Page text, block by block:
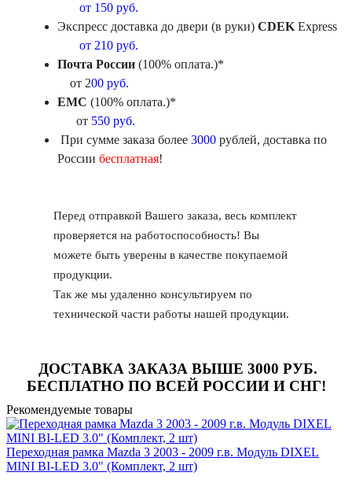
от 150 руб.
Экспресс доставка до двери (в руки) CDEK Express
от 210 руб.
Почта России (100% оплата.)*
от 200 руб.
ЕМС (100% оплата.)*
от 550 руб.
При сумме заказа более 3000 рублей, доставка по
России бесплатная!
Перед отправкой Вашего заказа, весь комплект
проверяется на работоспособность! Вы
можете быть уверены в качестве покупаемой
продукции.
Так же мы удаленно консультируем по
технической части работы нашей продукции.
ДОСТАВКА ЗАКАЗА ВЫШЕ 3000 РУБ.
БЕСПЛАТНО ПО ВСЕЙ РОССИИ И СНГ!
Рекомендуемые товары
Переходная рамка Mazda 3 2003 - 2009 г.в. Модуль DIXEL
MINI BI-LED 3.0" (Комплект, 2 шт)